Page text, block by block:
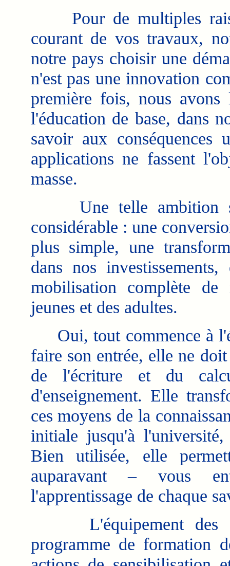
Pour de multiples
courant de vos travaux,
notre pays choisir une
n'est pas une innovation
première fois, nous
l'éducation de base, dans
savoir aux conséquences
applications ne fassent
masse.
Une telle ambition
considérable : une
plus simple, une
dans nos
mobilisation complète
jeunes et des adultes.
Oui, tout commence à
faire son entrée, elle ne
de l'écriture et du
d'enseignement. Elle
ces moyens de la
initiale jusqu'à
Bien utilisée, elle
auparavant – vous
l'apprentissage de chaque
L'équipement des
programme de formation